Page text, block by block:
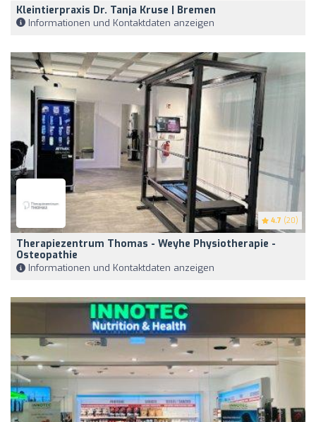
Kleintierpraxis Dr. Tanja Kruse | Bremen
Informationen und Kontaktdaten anzeigen
4.7 (20)
Therapiezentrum Thomas - Weyhe Physiotherapie -
Osteopathie
Informationen und Kontaktdaten anzeigen